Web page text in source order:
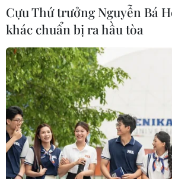
Cựu Thứ trưởng Nguyễn Bá
khác chuẩn bị ra hầu tòa